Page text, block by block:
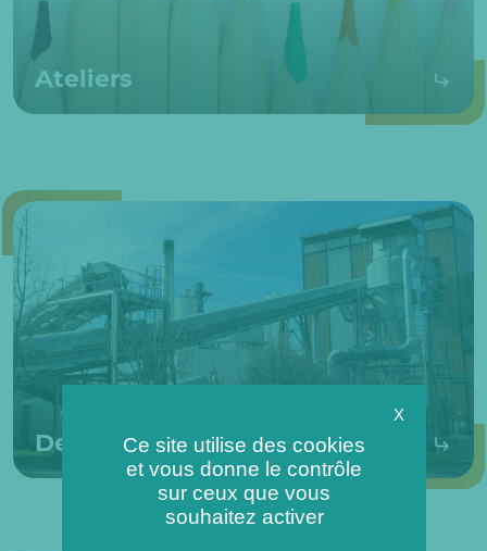
Ateliers
Demande de visite
X
Ce site utilise des cookies
et vous donne le contrôle
sur ceux que vous
souhaitez activer